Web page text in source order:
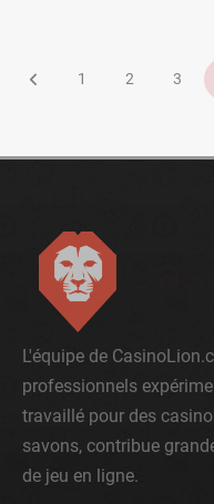
1 2 3
L'équipe de
professionnels
travaillé pour des
savons, contribue
de jeu en ligne.